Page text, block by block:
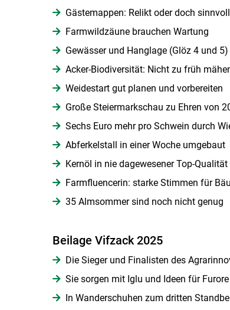
Gästemappen: Relikt oder doch
Farmwildzäune brauchen Wartung
Gewässer und Hanglage (Glöz 4 und 5)
Acker-Biodiversität: Nicht zu früh
Weidestart gut planen und vorbereiten
Große Steiermarkschau zu Ehren von
Sechs Euro mehr pro Schwein durch
Abferkelstall in einer Woche umgebaut
Kernöl in nie dagewesener Top-Qualität
Farmfluencerin: starke Stimmen für
35 Almsommer sind noch nicht genug
Beilage Vifzack 2025
Die Sieger und Finalisten des
Sie sorgen mit Iglu und Ideen für Furore
In Wanderschuhen zum dritten